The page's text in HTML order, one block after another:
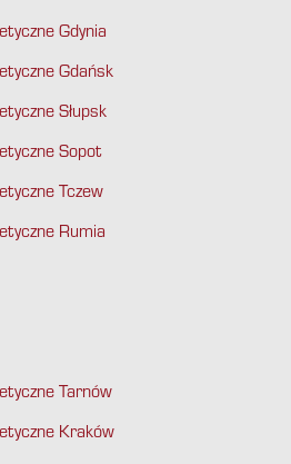
Gdynia
Gdańsk
Słupsk
Sopot
Tczew
Rumia
Tarnów
Kraków